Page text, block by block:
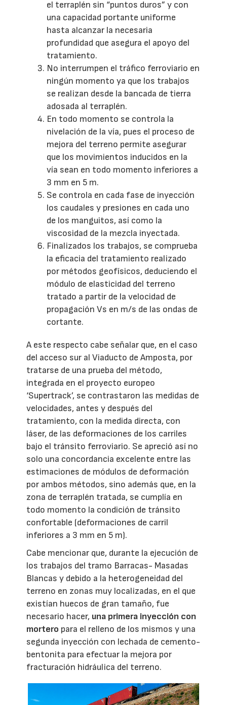
el terraplén sin “puntos duros” y con
una capacidad portante uniforme
hasta alcanzar la necesaria
profundidad que asegura el apoyo del
tratamiento.
No interrumpen el tráfico ferroviario en
ningún momento ya que los trabajos
se realizan desde la bancada de tierra
adosada al terraplén.
En todo momento se controla la
nivelación de la vía, pues el proceso de
mejora del terreno permite asegurar
que los movimientos inducidos en la
vía sean en todo momento inferiores a
3 mm en 5 m.
Se controla en cada fase de inyección
los caudales y presiones en cada uno
de los manguitos, así como la
viscosidad de la mezcla inyectada.
Finalizados los trabajos, se comprueba
la eficacia del tratamiento realizado
por métodos geofísicos, deduciendo el
módulo de elasticidad del terreno
tratado a partir de la velocidad de
propagación Vs en m/s de las ondas de
cortante.
A este respecto cabe señalar que, en el caso
del acceso sur al Viaducto de Amposta, por
tratarse de una prueba del método,
integrada en el proyecto europeo
‘Supertrack’, se contrastaron las medidas de
velocidades, antes y después del
tratamiento, con la medida directa, con
láser, de las deformaciones de los carriles
bajo el tránsito ferroviario. Se apreció así no
solo una concordancia excelente entre las
estimaciones de módulos de deformación
por ambos métodos, sino además que, en la
zona de terraplén tratada, se cumplía en
todo momento la condición de tránsito
confortable (deformaciones de carril
inferiores a 3 mm en 5 m).
Cabe mencionar que, durante la ejecución de
los trabajos del tramo Barracas- Masadas
Blancas y debido a la heterogeneidad del
terreno en zonas muy localizadas, en el que
existían huecos de gran tamaño, fue
necesario hacer, una primera inyección con
mortero para el relleno de los mismos y una
segunda inyección con lechada de cemento-
bentonita para efectuar la mejora por
fracturación hidráulica del terreno.